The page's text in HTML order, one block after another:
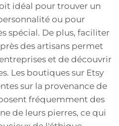
idéal pour trouver un
ou pour
spécial. De plus, faciliter
des artisans permet
et de découvrir
Les boutiques sur Etsy
sur la provenance de
fréquemment des
de leurs pierres, ce qui